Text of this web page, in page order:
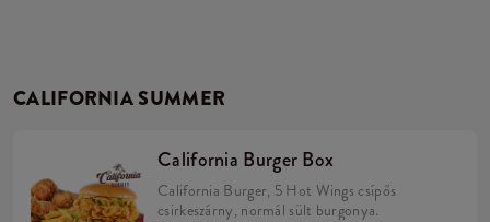
CALIFORNIA SUMMER
California Burger Box
California Burger, 5 Hot Wings csípős
csirkeszárny, normál sült burgonya.